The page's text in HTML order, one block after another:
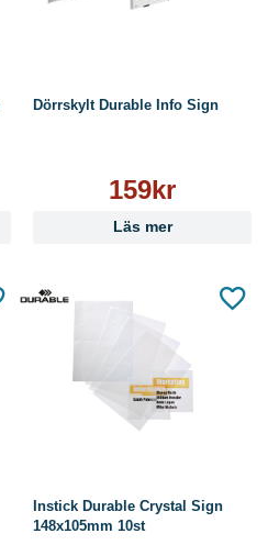
Dörrskylt Durable Info Sign
159kr
Läs mer
Instick Durable Crystal Sign
148x105mm 10st